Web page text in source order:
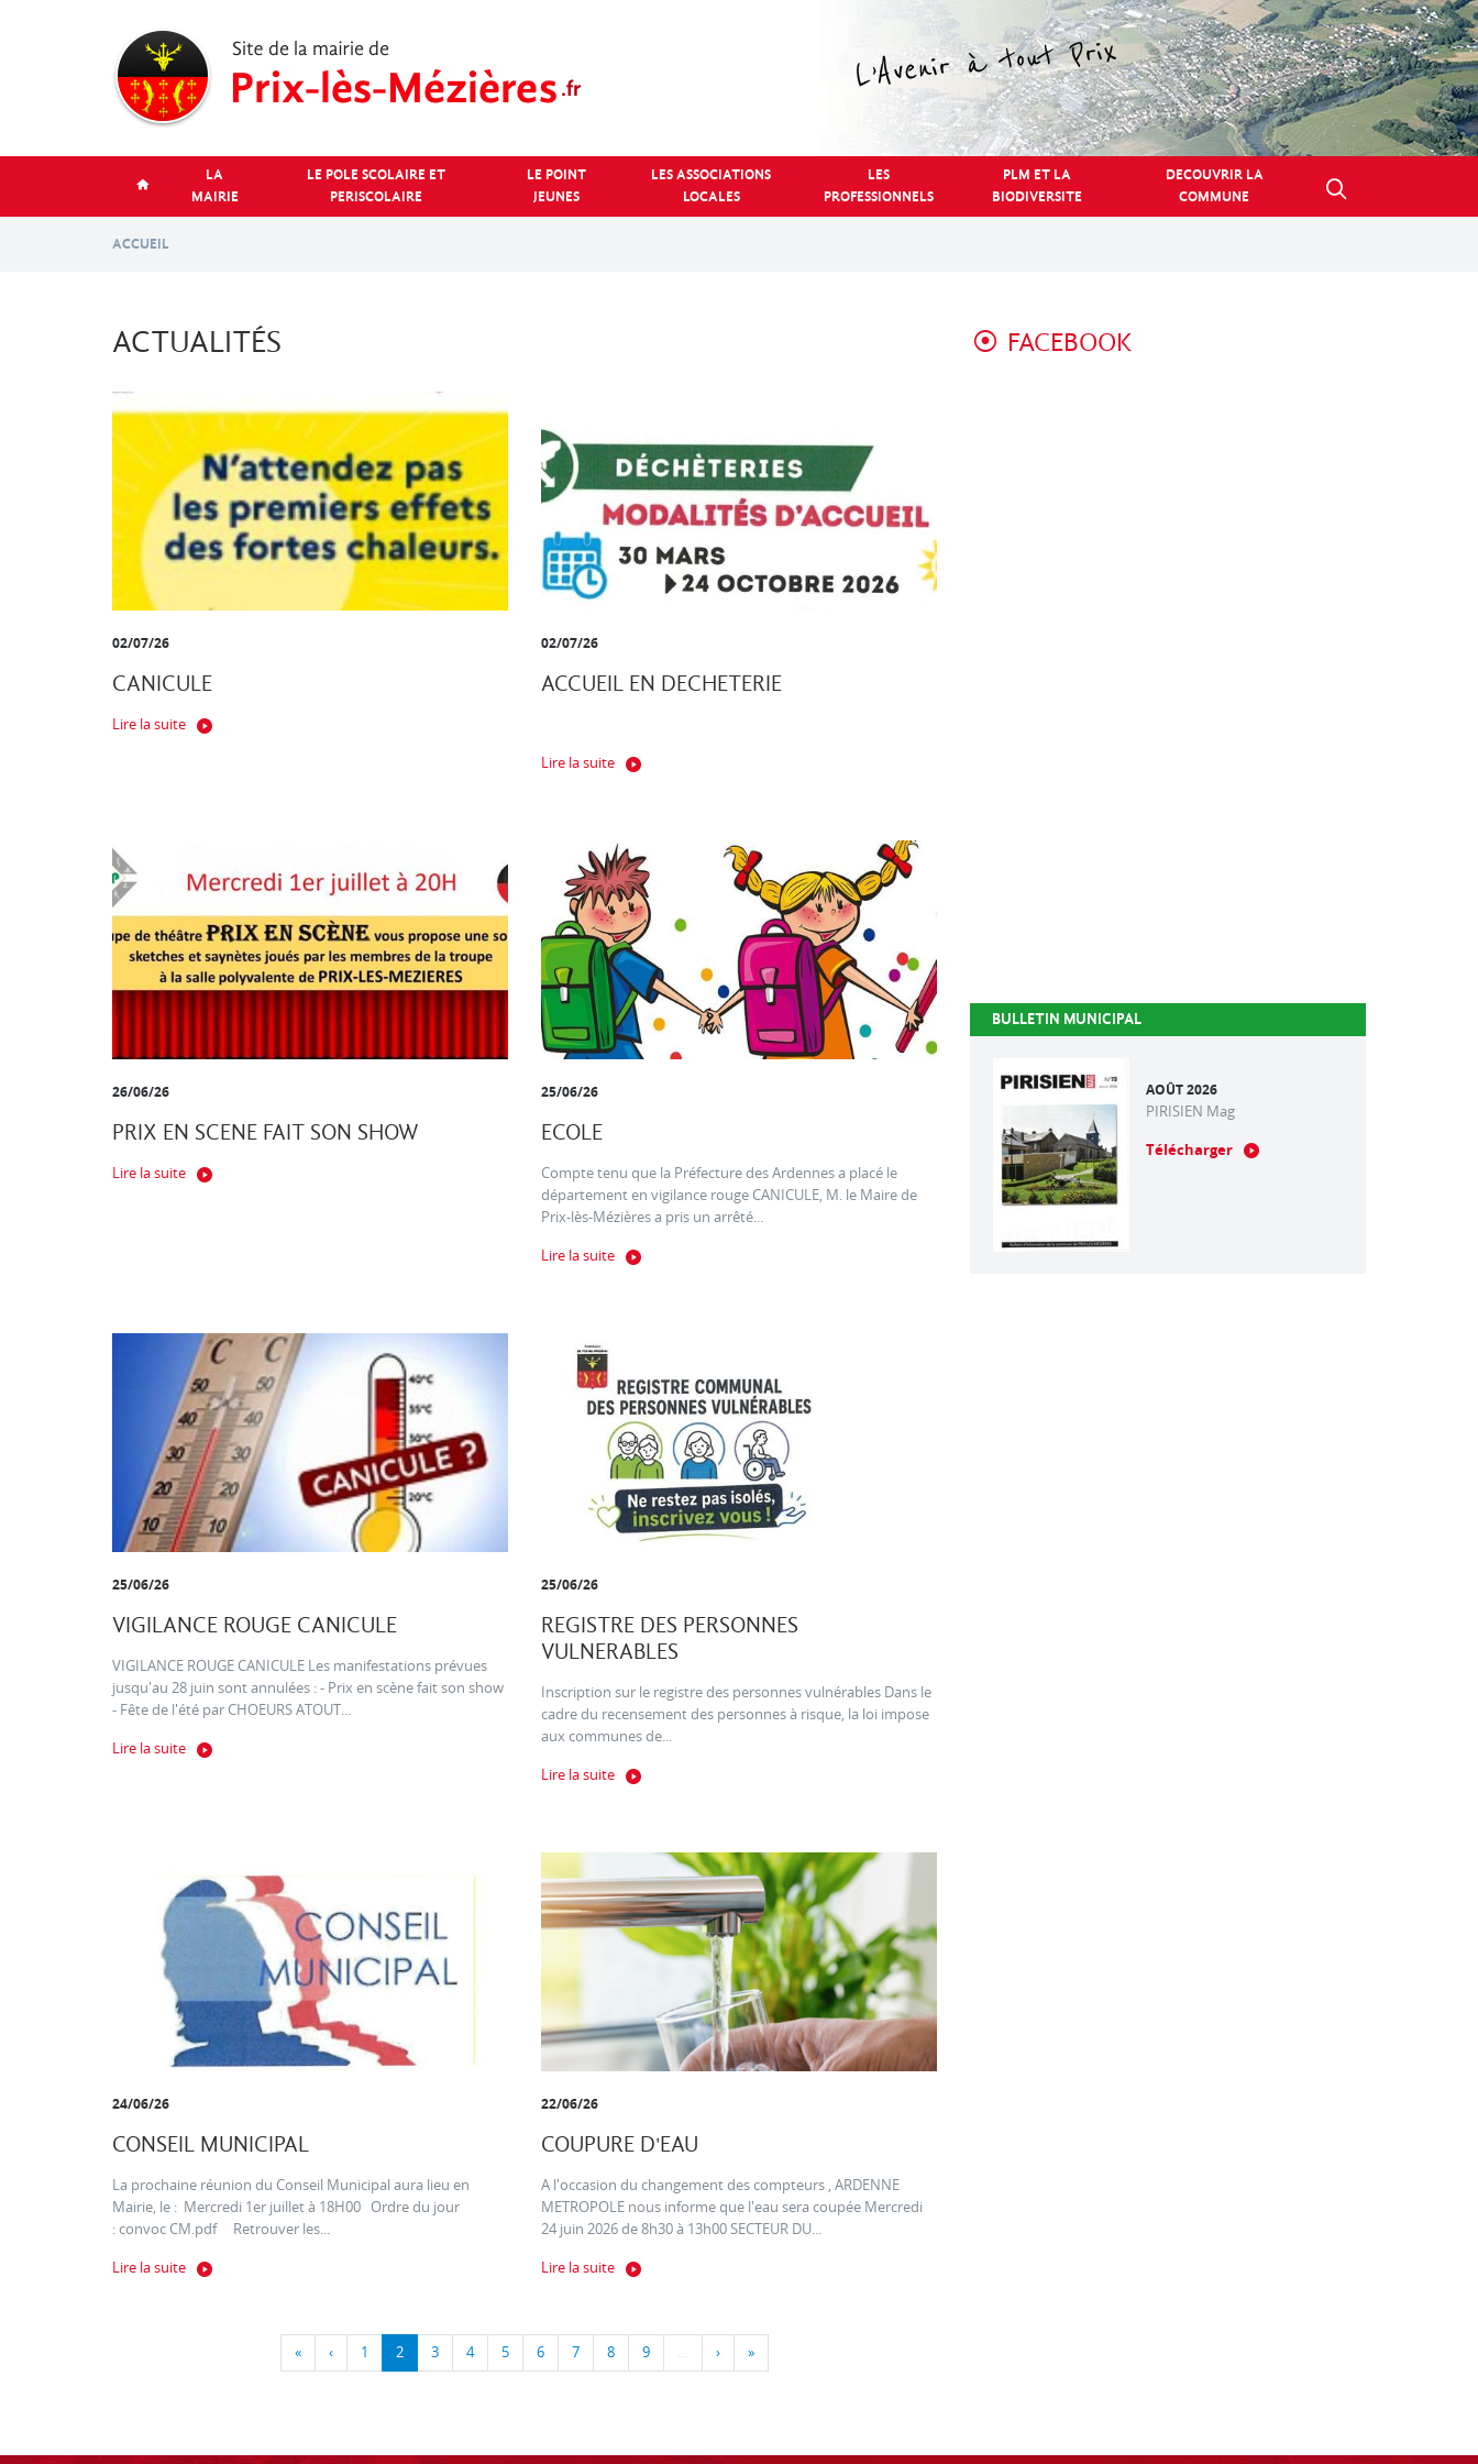
LA
MAIRIE
LE POLE SCOLAIRE ET
PERISCOLAIRE
LE POINT
JEUNES
LES ASSOCIATIONS
LOCALES
LES
PROFESSIONNELS
PLM ET LA
BIODIVERSITE
DECOUVRIR LA
COMMUNE
ACCUEIL
ACTUALITÉS
02/07/26
CANICULE
Lire la suite
02/07/26
ACCUEIL EN DECHETERIE
Lire la suite
26/06/26
PRIX EN SCENE FAIT SON SHOW
Lire la suite
25/06/26
ECOLE
Compte tenu que la Préfecture des Ardennes a placé le
département en vigilance rouge CANICULE, M. le Maire de
Prix-lès-Mézières a pris un arrêté...
Lire la suite
25/06/26
VIGILANCE ROUGE CANICULE
VIGILANCE ROUGE CANICULE Les manifestations prévues
jusqu'au 28 juin sont annulées : - Prix en scène fait son show
- Fête de l'été par CHOEURS ATOUT...
Lire la suite
25/06/26
REGISTRE DES PERSONNES
VULNERABLES
Inscription sur le registre des personnes vulnérables Dans le
cadre du recensement des personnes à risque, la loi impose
aux communes de...
Lire la suite
24/06/26
CONSEIL MUNICIPAL
La prochaine réunion du Conseil Municipal aura lieu en
Mairie, le : Mercredi 1er juillet à 18H00 Ordre du jour
: convoc CM.pdf Retrouver les...
Lire la suite
22/06/26
COUPURE D'EAU
A l'occasion du changement des compteurs , ARDENNE
METROPOLE nous informe que l'eau sera coupée Mercredi
24 juin 2026 de 8h30 à 13h00 SECTEUR DU...
Lire la suite
« ‹ 1 2 3 4 5 6 7 8 9 … › »
FACEBOOK
BULLETIN MUNICIPAL
AOÛT 2026
PIRISIEN Mag
Télécharger